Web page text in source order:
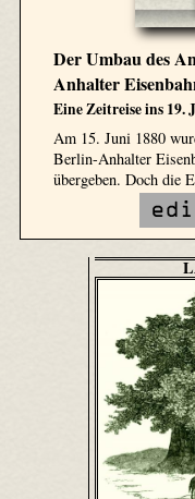
Der Umbau des
Anhalter
Eine Zeitreise ins
Am 15. Juni 1880
Berlin-Anhalter
übergeben. Doch die